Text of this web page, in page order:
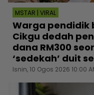
MSTAR | VIRAL
Warga pendidik
Cikgu dedah
dana RM300
‘sedekah’ duit
Isnin, 10 Ogos 2026 10:00